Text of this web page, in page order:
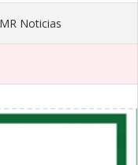
Noticias